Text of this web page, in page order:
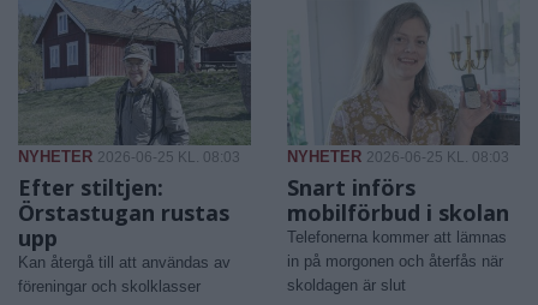
NYHETER 2026-06-25 KL. 08:03
Efter stiltjen:
Örstastugan rustas
upp
Kan återgå till att användas av
föreningar och skolklasser
NYHETER 2026-06-25 KL. 08:03
Snart införs
mobilförbud i skolan
Telefonerna kommer att lämnas
in på morgonen och återfås när
skoldagen är slut